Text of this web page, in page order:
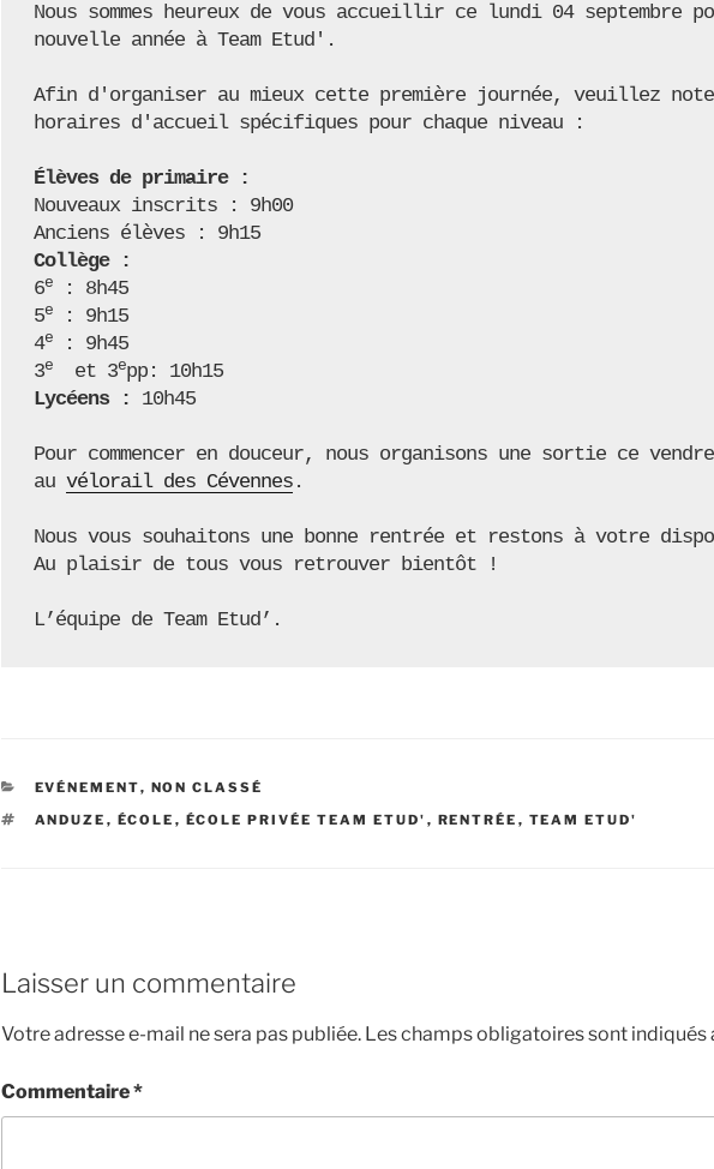
Nous sommes heureux de vous accueillir ce lundi 04 septembre
nouvelle année à Team Etud'.
Afin d'organiser au mieux cette première journée, veuillez
horaires d'accueil spécifiques pour chaque niveau :
Élèves de primaire :
Nouveaux inscrits : 9h00
Collège :
6e
: 8h45
5e
: 9h15
4e
: 9h45
3e
  et 3
e
Lycéens :
10h45
Pour commencer en douceur, nous organisons une sortie ce
au vélorail des Cévennes .
Nous vous souhaitons une bonne rentrée et restons à votre
Au plaisir de tous vous retrouver bientôt !
L’équipe de Team Etud’.
CATÉGORIES
EVÉNEMENT, NON CLASSÉ
ÉTIQUETTES
ANDUZE , ÉCOLE , ÉCOLE PRIVÉE TEAM ETUD' , RENTRÉE , TEAM ETUD'
Laisser un commentaire
Votre adresse e-mail ne sera pas publiée. Les champs obligatoires sont indiqués
Commentaire*